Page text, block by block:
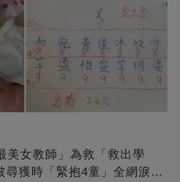
美女教師」為救「救出學
尋獲時「緊抱4童」全網淚